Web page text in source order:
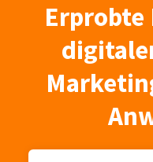
Erprobte